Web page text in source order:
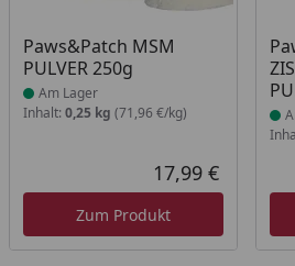
Paws&Patch MSM
PULVER 250g
Produkt am Lager
Am Lager
Inhalt: 0,25 kg (71,96 €/kg)
Aktueller
17,99 €
Zum Produkt